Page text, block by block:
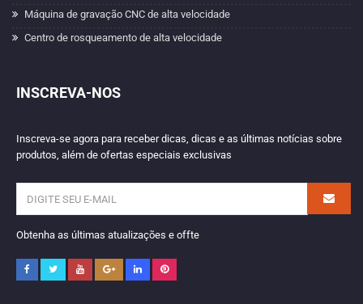
Máquina de gravação CNC de alta velocidade
Centro de rosqueamento de alta velocidade
INSCREVA-NOS
Inscreva-se agora para receber dicas, dicas e as últimas notícias sobre
produtos, além de ofertas especiais exclusivas
Obtenha as últimas atualizações e offte